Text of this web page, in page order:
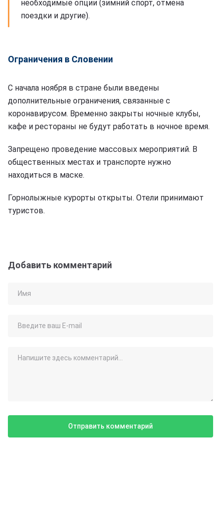
необходимые опции (зимний спорт, отмена
поездки и другие).
Ограничения в Словении
С начала ноября в стране были введены
дополнительные ограничения, связанные с
коронавирусом. Временно закрыты ночные клубы,
кафе и рестораны не будут работать в ночное время.
Запрещено проведение массовых мероприятий. В
общественных местах и транспорте нужно
находиться в маске.
Горнолыжные курорты открыты. Отели принимают
туристов.
Добавить комментарий